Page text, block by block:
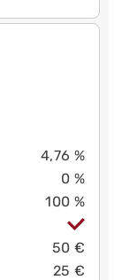
4,76 %
0 %
100 %
50 €
25 €